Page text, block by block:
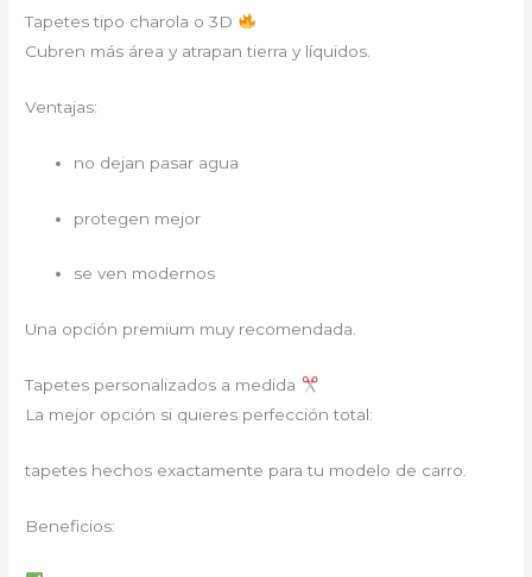
Tapetes tipo charola o 3D
Cubren más área y atrapan tierra y líquidos.
Ventajas:
no dejan pasar agua
protegen mejor
se ven modernos
Una opción premium muy recomendada.
Tapetes personalizados a medida
La mejor opción si quieres perfección total:
tapetes hechos exactamente para tu modelo de carro.
Beneficios: